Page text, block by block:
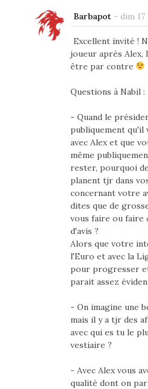
Barbapot- dim
Excellent invité !
joueur après Alex,
être par contre
Questions à Nabil :
- Quand le
publiquement qu'il
avec Alex et que
même
rester, pourquoi
planent tjr dans
concernant votre
dites que de
vous faire ou faire
d'avis ?
Alors que votre
l'Euro et avec la
pour progresser
parait assez
- On imagine une
mais il y a tjr des
avec qui es tu le
vestiaire ?
- Avec Alex vous
qualité dont on